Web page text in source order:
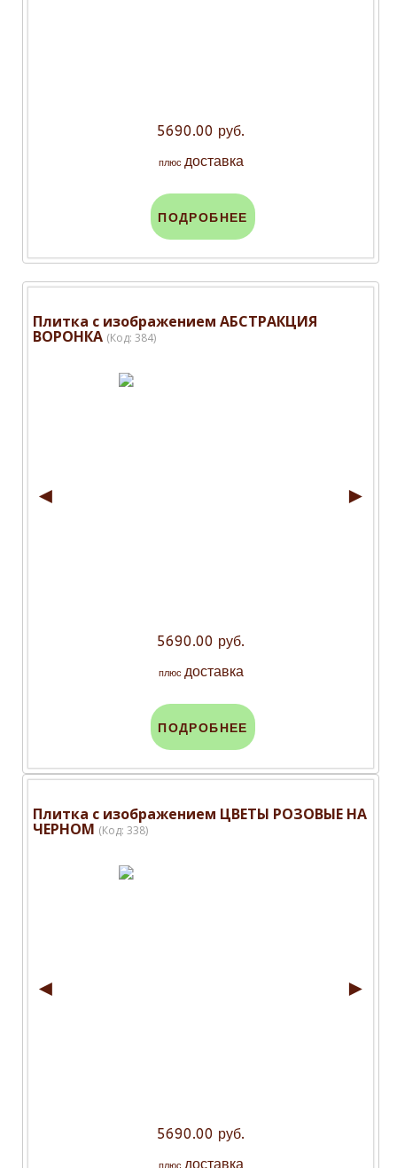
5690.00 руб.
плюс доставка
ПОДРОБНЕЕ
Плитка с изображением АБСТРАКЦИЯ
ВОРОНКА (Код: 384)
◄ ►
5690.00 руб.
плюс доставка
ПОДРОБНЕЕ
Плитка с изображением ЦВЕТЫ РОЗОВЫЕ НА
ЧЕРНОМ (Код: 338)
◄ ►
5690.00 руб.
доставка